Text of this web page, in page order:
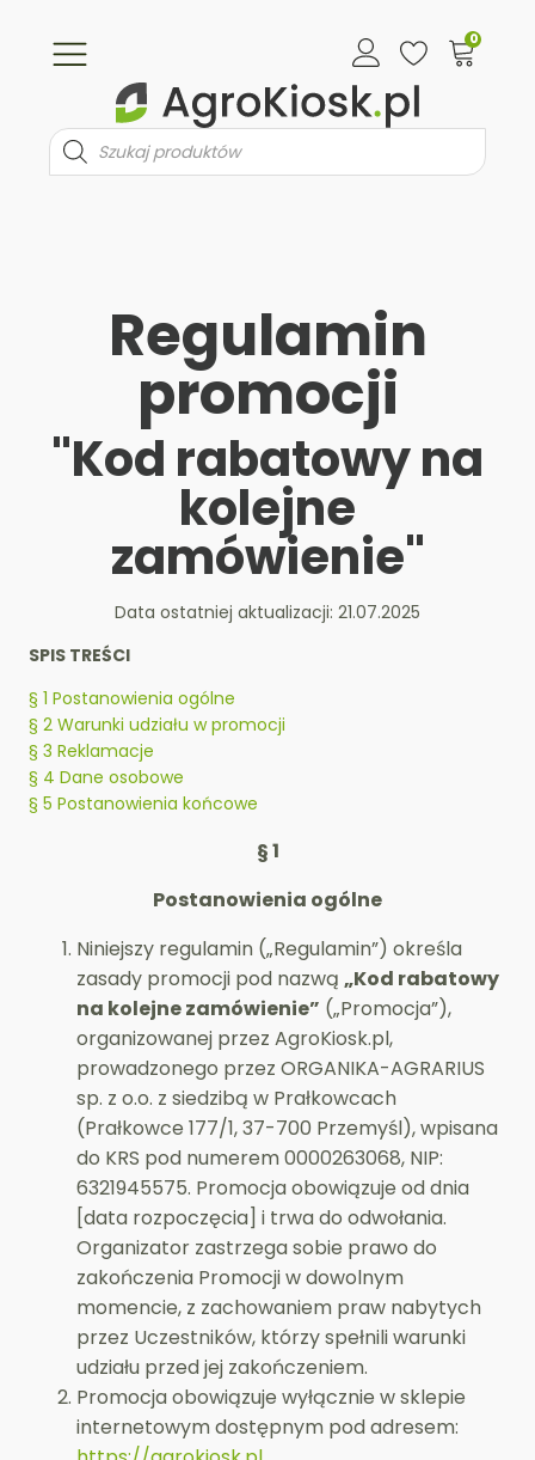
0
Wyszukiwarka
produktów
Regulamin
promocji
"Kod rabatowy na
kolejne
zamówienie"
Data ostatniej aktualizacji: 21.07.2025
SPIS TREŚCI
§ 1 Postanowienia ogólne
§ 2 Warunki udziału w promocji
§ 3 Reklamacje
§ 4 Dane osobowe
§ 5 Postanowienia końcowe
§ 1
Postanowienia ogólne
Niniejszy regulamin („Regulamin”) określa
zasady promocji pod nazwą „Kod rabatowy
na kolejne zamówienie” („Promocja”),
organizowanej przez AgroKiosk.pl,
prowadzonego przez ORGANIKA-AGRARIUS
sp. z o.o. z siedzibą w Prałkowcach
(Prałkowce 177/1, 37-700 Przemyśl), wpisana
do KRS pod numerem 0000263068, NIP:
6321945575. Promocja obowiązuje od dnia
[data rozpoczęcia] i trwa do odwołania.
Organizator zastrzega sobie prawo do
zakończenia Promocji w dowolnym
momencie, z zachowaniem praw nabytych
przez Uczestników, którzy spełnili warunki
udziału przed jej zakończeniem.
Promocja obowiązuje wyłącznie w sklepie
internetowym dostępnym pod adresem: